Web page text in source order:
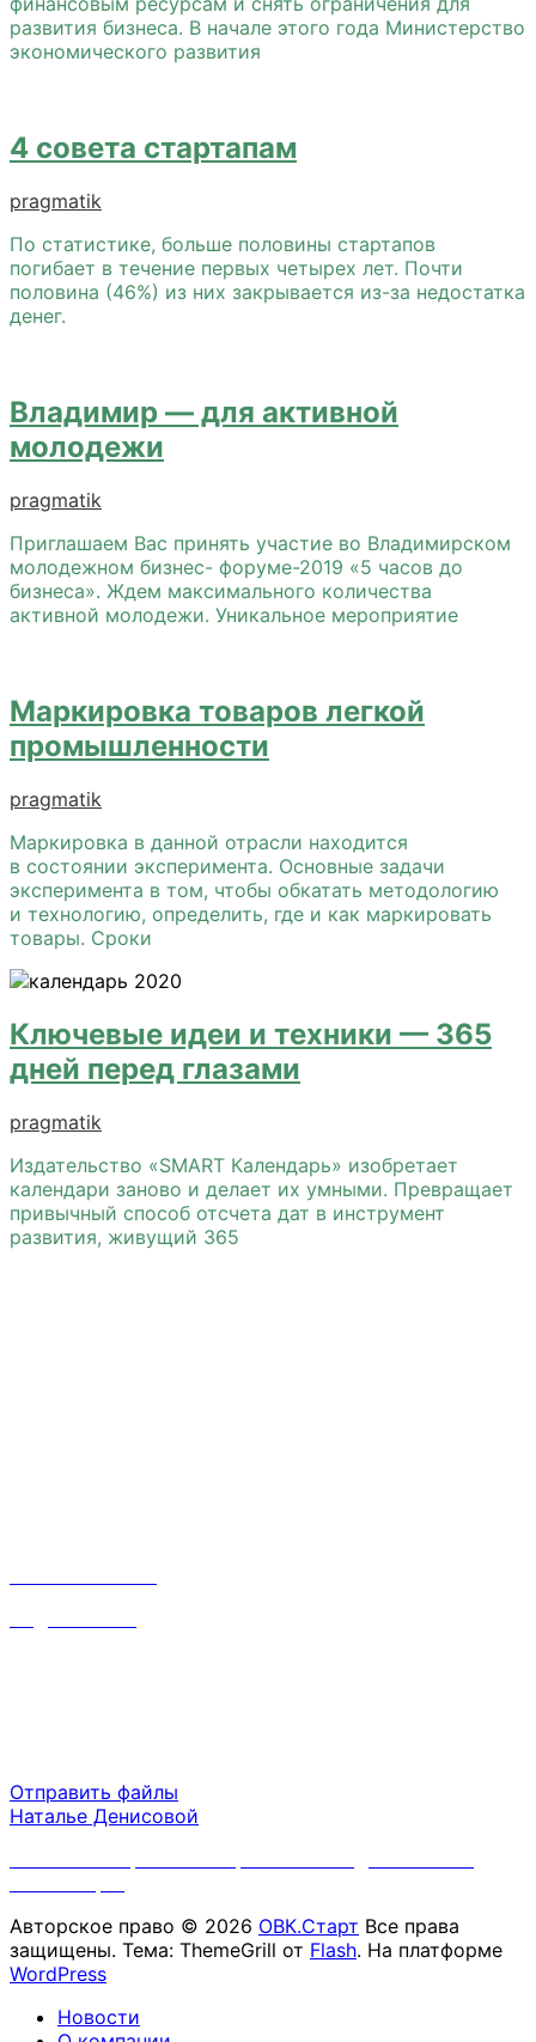
развития бизнеса. В начале этого года Министерство
экономического развития
4 совета стартапам
pragmatik
По статистике, больше половины стартапов
погибает в течение первых четырех лет. Почти
половина (46%) из них закрывается из-за недостатка
денег.
Владимир — для активной
молодежи
pragmatik
Приглашаем Вас принять участие во Владимирском
молодежном бизнес- форуме-2019 «5 часов до
бизнеса». Ждем максимального количества
активной молодежи. Уникальное мероприятие
Маркировка товаров легкой
промышленности
pragmatik
Маркировка в данной отрасли находится
в состоянии эксперимента. Основные задачи
эксперимента в том, чтобы обкатать методологию
и технологию, определить, где и как маркировать
товары. Сроки
Ключевые идеи и техники — 365
дней перед глазами
pragmatik
Издательство «SMART Календарь» изобретает
календари заново и делает их умными. Превращает
привычный способ отсчета дат в инструмент
развития, живущий 365
Отправить файлы
Наталье Денисовой
Авторское право © 2026 ОВК.Старт Все права
защищены. Тема: ThemeGrill от Flash. На платформе
WordPress
Новости